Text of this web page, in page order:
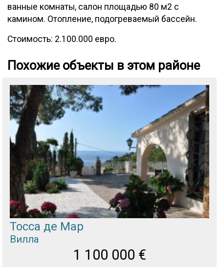
ванные комнаты, салон площадью 80 м2 с
камином. Отопление, подогреваемый бассейн.
Стоимость: 2.100.000 евро.
Похожие объекты в этом районе
Тосса де Мар
Вилла
1 100 000 €